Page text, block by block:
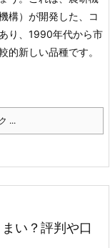
構）が開発した、コ
り、1990年代から市
的新しい品種です。
...
い？評判や口